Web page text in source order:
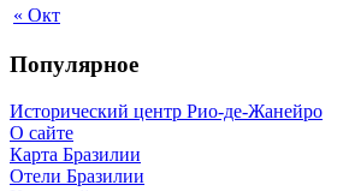
« Окт
Популярное
Исторический центр Рио-де-Жанейро
О сайте
Карта Бразилии
Отели Бразилии